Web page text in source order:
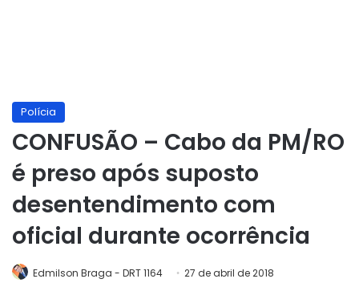
Polícia
CONFUSÃO – Cabo da PM/RO
é preso após suposto
desentendimento com
oficial durante ocorrência
Edmilson Braga - DRT 1164
27 de abril de 2018